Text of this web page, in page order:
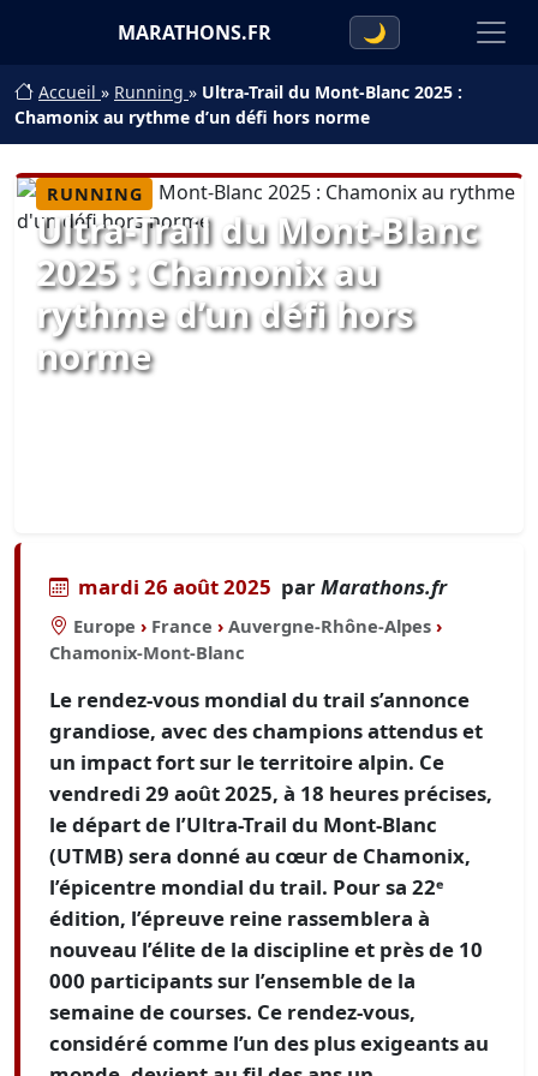
MARATHONS.FR 🌙
Accueil » Running » Ultra-Trail du Mont-Blanc 2025 :
Chamonix au rythme d’un défi hors norme
RUNNING
Ultra-Trail du Mont-Blanc
2025 : Chamonix au
rythme d’un défi hors
norme
mardi 26 août 2025 parMarathons.fr
Europe › France › Auvergne-Rhône-Alpes ›
Chamonix-Mont-Blanc
Le rendez-vous mondial du trail s’annonce
grandiose, avec des champions attendus et
un impact fort sur le territoire alpin. Ce
vendredi 29 août 2025, à 18 heures précises,
le départ de l’Ultra-Trail du Mont-Blanc
(UTMB) sera donné au cœur de Chamonix,
l’épicentre mondial du trail. Pour sa 22ᵉ
édition, l’épreuve reine rassemblera à
nouveau l’élite de la discipline et près de 10
000 participants sur l’ensemble de la
semaine de courses. Ce rendez-vous,
considéré comme l’un des plus exigeants au